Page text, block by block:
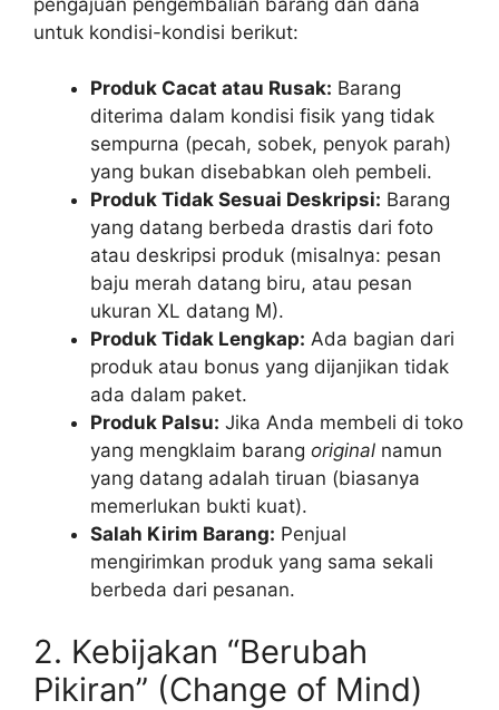
untuk kondisi-kondisi berikut:
Produk Cacat atau Rusak: Barang
diterima dalam kondisi fisik yang tidak
sempurna (pecah, sobek, penyok parah)
yang bukan disebabkan oleh pembeli.
Produk Tidak Sesuai Deskripsi: Barang
yang datang berbeda drastis dari foto
atau deskripsi produk (misalnya: pesan
baju merah datang biru, atau pesan
ukuran XL datang M).
Produk Tidak Lengkap: Ada bagian dari
produk atau bonus yang dijanjikan tidak
ada dalam paket.
Produk Palsu: Jika Anda membeli di toko
yang mengklaim barang original namun
yang datang adalah tiruan (biasanya
memerlukan bukti kuat).
Salah Kirim Barang: Penjual
mengirimkan produk yang sama sekali
berbeda dari pesanan.
2. Kebijakan “Berubah
Pikiran” (Change of Mind)